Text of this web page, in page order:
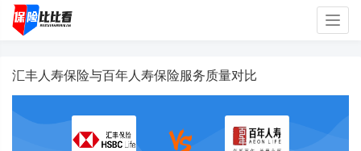
汇丰人寿保险与百年人寿保险服务质量对比